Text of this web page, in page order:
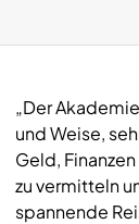
„Der
und Weise,
Geld,
zu vermitteln
spannende